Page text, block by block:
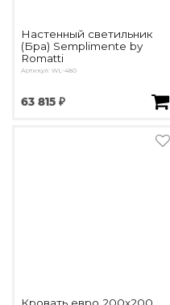
Настенный светильник
(Бра) Semplimente by
Romatti
Артикул: WL-480
63 815 ₽